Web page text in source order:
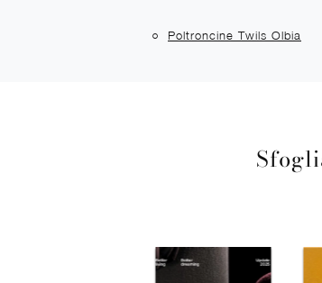
Poltroncine Twils Olbia